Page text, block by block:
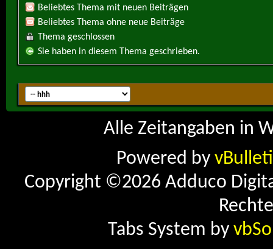
Beliebtes Thema mit neuen Beiträgen
Beliebtes Thema ohne neue Beiträge
Thema geschlossen
Sie haben in diesem Thema geschrieben.
Alle Zeitangaben in
Powered by
Copyright ©2026 Adduco
Tabs System by